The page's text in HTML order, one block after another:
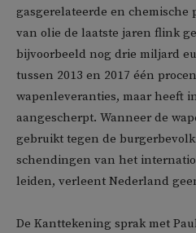
gasgerelateerde en chemische
van olie de laatste jaren flink
bijvoorbeeld nog drie miljard
tussen 2013 en 2017 één
wapenleveranties, maar heeft
aangescherpt. Wanneer de
gebruikt tegen de
schendingen van het
leiden, verleent Nederland
De Kanttekening sprak met